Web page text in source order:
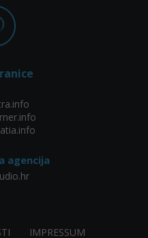
agencija
IMPRESSUM